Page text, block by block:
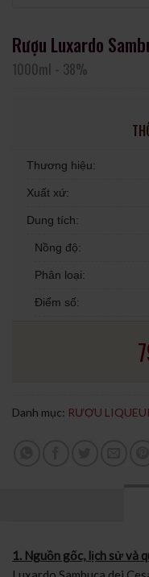
Rượu Luxardo
1000ml - 38%
Thương hiệu:
Xuất xứ:
Dung tích:
Nồng độ:
Phân loại:
Điểm số:
Danh mục: RƯỢU
1. Nguồn gốc, lịch sử và